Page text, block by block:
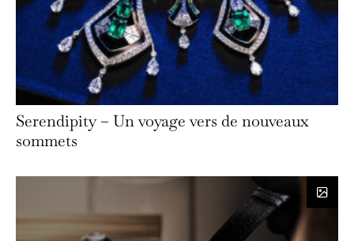
Serendipity – Un voyage vers de nouveaux
sommets